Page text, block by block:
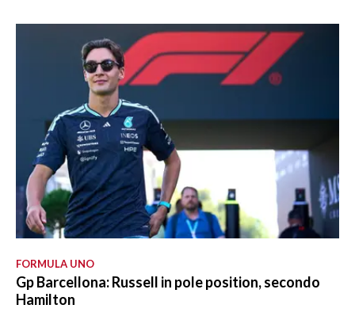
FORMULA UNO
Gp Barcellona: Russell in pole position, secondo
Hamilton